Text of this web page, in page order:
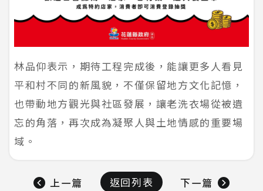
林品仰表示，期待工程完成後，能讓更多人看見
平和村不同的新風貌，不僅保留地方文化記憶，
也帶動地方觀光與社區發展，讓老洗衣場從被遺
忘的角落，再次成為凝聚人與土地情感的重要場
域。
上一篇 返回列表 下一篇